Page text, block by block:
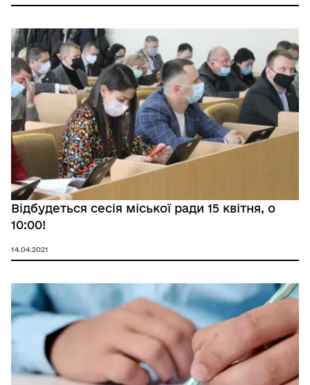
Відбудеться сесія міської ради 15 квітня, о
10:00!
14.04.2021